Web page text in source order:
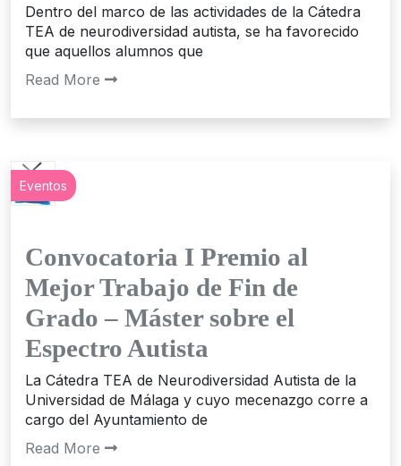
Dentro del marco de las actividades de la Cátedra
TEA de neurodiversidad autista, se ha favorecido
que aquellos alumnos que
Read More
Eventos
Convocatoria I Premio al
Mejor Trabajo de Fin de
Grado – Máster sobre el
Espectro Autista
La Cátedra TEA de Neurodiversidad Autista de la
Universidad de Málaga y cuyo mecenazgo corre a
cargo del Ayuntamiento de
Read More